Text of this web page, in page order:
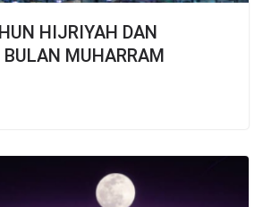
HIJRIYAH DAN
MUHARRAM